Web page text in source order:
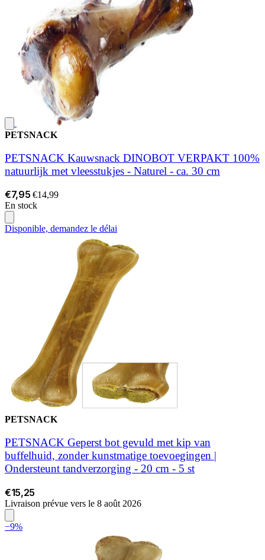
PETSNACK
PETSNACK Kauwsnack DINOBOT VERPAKT 100%
natuurlijk met vleesstukjes - Naturel - ca. 30 cm
€7,95 €14,99
En stock
Disponible, demandez le délai
PETSNACK
PETSNACK Geperst bot gevuld met kip van
buffelhuid, zonder kunstmatige toevoegingen |
Ondersteunt tandverzorging - 20 cm - 5 st
€15,25
Livraison prévue vers le 8 août 2026
−9%